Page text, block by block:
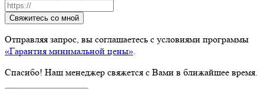
Свяжитесь со мной
Отправляя запрос, вы соглашаетесь с условиями программы
«Гарантия минимальной цены».
Спасибо! Наш менеджер свяжется с Вами в ближайшее время.